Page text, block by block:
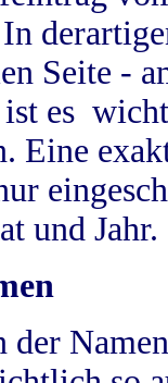
Seite -
es
Eine
und Jahr.
der